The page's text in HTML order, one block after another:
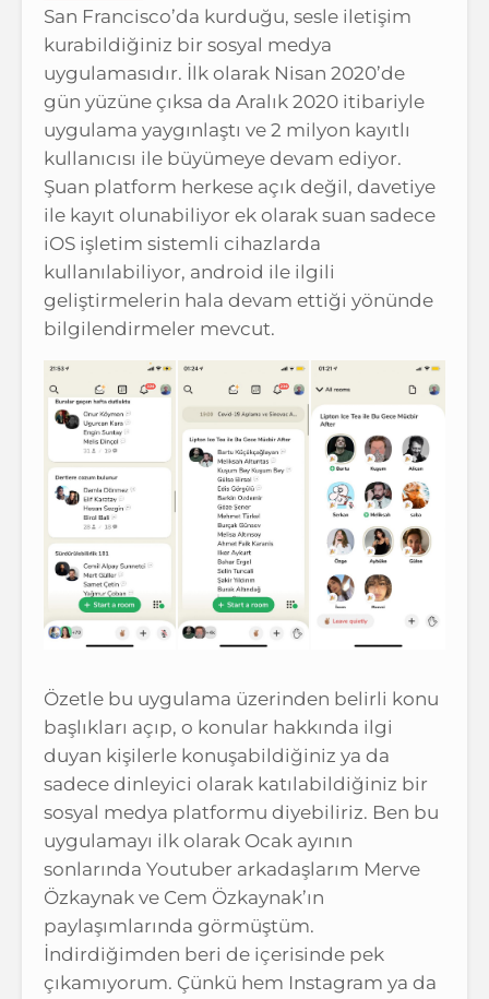
San Francisco’da kurduğu, sesle iletişim
kurabildiğiniz bir sosyal medya
uygulamasıdır. İlk olarak Nisan 2020’de
gün yüzüne çıksa da Aralık 2020 itibariyle
uygulama yaygınlaştı ve 2 milyon kayıtlı
kullanıcısı ile büyümeye devam ediyor.
Şuan platform herkese açık değil, davetiye
ile kayıt olunabiliyor ek olarak suan sadece
iOS işletim sistemli cihazlarda
kullanılabiliyor, android ile ilgili
geliştirmelerin hala devam ettiği yönünde
bilgilendirmeler mevcut.
Özetle bu uygulama üzerinden belirli konu
başlıkları açıp, o konular hakkında ilgi
duyan kişilerle konuşabildiğiniz ya da
sadece dinleyici olarak katılabildiğiniz bir
sosyal medya platformu diyebiliriz. Ben bu
uygulamayı ilk olarak Ocak ayının
sonlarında Youtuber arkadaşlarım Merve
Özkaynak ve Cem Özkaynak’ın
paylaşımlarında görmüştüm.
İndirdiğimden beri de içerisinde pek
çıkamıyorum. Çünkü hem Instagram ya da